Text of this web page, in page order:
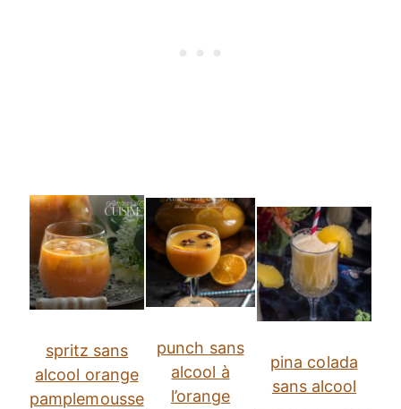
spritz sans
alcool orange
pamplemousse
punch sans
alcool à
l’orange
pina colada
sans alcool